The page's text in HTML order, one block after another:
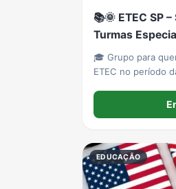
📚🌞 ETEC SP
Turmas
🎓 Grupo para
ETEC no período
vestibulinhos,
turmas especiais.
EDUCAÇÃO